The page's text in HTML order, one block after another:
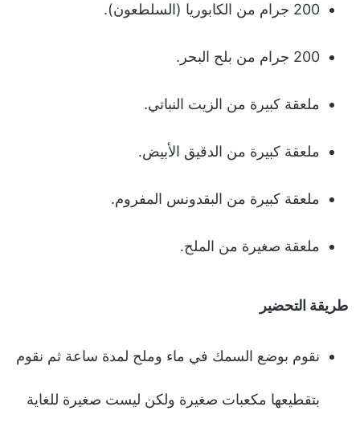
200 جرام من الكابوريا (السلطعون).
200 جرام من بلح البحر.
ملعقة كبيرة من الزيت النباتي.
ملعقة كبيرة من الدقيق الأبيض.
ملعقة كبيرة من البقدونس المفروم.
ملعقة صغيرة من الملح.
طريقة التحضير
نقوم بوضع السمك في ماء وملح لمدة ساعة ثم نقوم
بتقطيعها مكعبات صغيرة ولكن ليست صغيرة للغاية